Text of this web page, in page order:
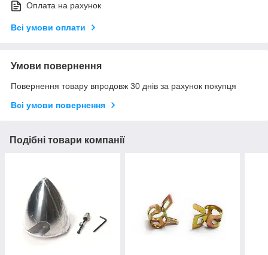
Оплата на рахунок
Всі умови оплати
Умови повернення
Повернення товару впродовж 30 днів за рахунок покупця
Всі умови повернення
Подібні товари компанії